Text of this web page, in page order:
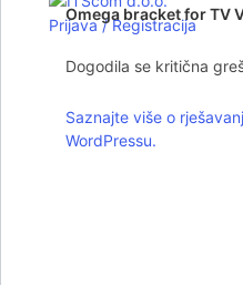
Prijava / Registracija
Omega bracket for TV
Dogodila se kritična
Saznajte više o
WordPressu.